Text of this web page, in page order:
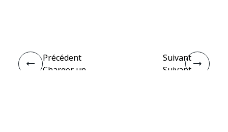
Précédent
Charger un
Suivant
Suivant